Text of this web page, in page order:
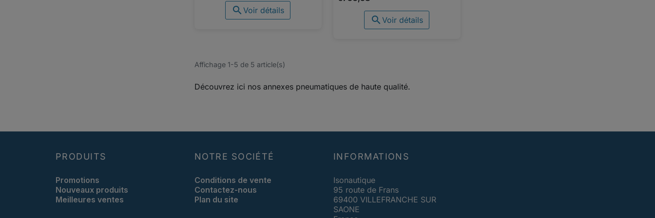
Voir détails
Voir détails
Affichage 1-5 de 5 article(s)
Découvrez ici nos annexes pneumatiques de haute qualité.
PRODUITS
Promotions
Nouveaux produits
Meilleures ventes
NOTRE SOCIÉTÉ
Conditions de vente
Contactez-nous
Plan du site
INFORMATIONS
Isonautique
95 route de Frans
69400 VILLEFRANCHE SUR
SAONE